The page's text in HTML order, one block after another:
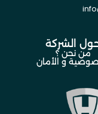
الشركة
من نحن ؟
و الأمان